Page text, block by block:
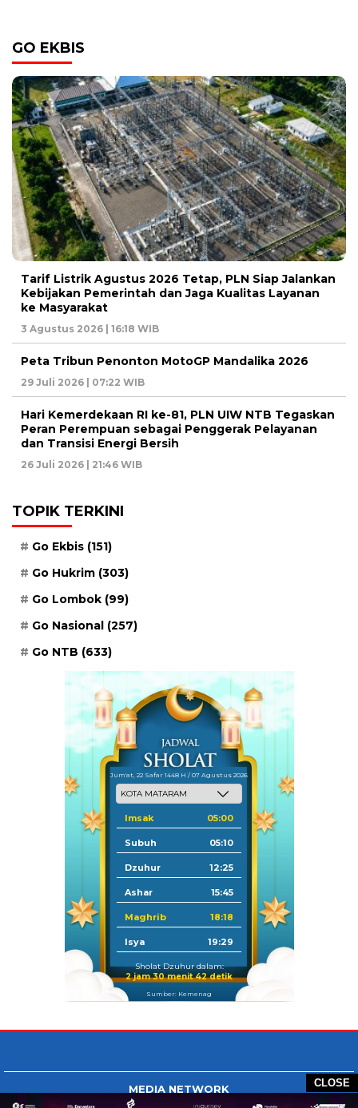
CLOSE
GO EKBIS
Tarif Listrik Agustus 2026 Tetap, PLN Siap Jalankan
Kebijakan Pemerintah dan Jaga Kualitas Layanan
ke Masyarakat
3 Agustus 2026 | 16:18 WIB
Peta Tribun Penonton MotoGP Mandalika 2026
29 Juli 2026 | 07:22 WIB
Hari Kemerdekaan RI ke-81, PLN UIW NTB Tegaskan
Peran Perempuan sebagai Penggerak Pelayanan
dan Transisi Energi Bersih
26 Juli 2026 | 21:46 WIB
TOPIK TERKINI
Go Ekbis (151)
Go Hukrim (303)
Go Lombok (99)
Go Nasional (257)
Go NTB (633)
Jum'at, 22 Safar 1448 H / 07 Agustus 2026
Imsak 05:00
Subuh 05:10
Dzuhur 12:25
Ashar 15:45
Maghrib 18:18
Isya 19:29
Sholat Dzuhur dalam:
2 jam 30 menit 42 detik
Sumber: Kemenag
MEDIA NETWORK